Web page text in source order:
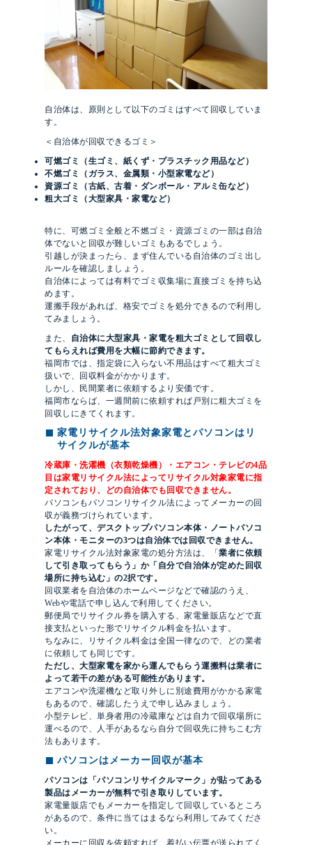
自治体は、原則として以下のゴミはすべて回収していま
す。
＜自治体が回収できるゴミ＞
可燃ゴミ（生ゴミ、紙くず・プラスチック用品など）
不燃ゴミ（ガラス、金属類・小型家電など）
資源ゴミ（古紙、古着・ダンボール・アルミ缶など）
粗大ゴミ（大型家具・家電など）
特に、可燃ゴミ全般と不燃ゴミ・資源ゴミの一部は自治
体でないと回収が難しいゴミもあるでしょう。
引越しが決まったら、まず住んでいる自治体のゴミ出し
ルールを確認しましょう。
自治体によっては有料でゴミ収集場に直接ゴミを持ち込
めます。
運搬手段があれば、格安でゴミを処分できるので利用し
てみましょう。
また、
自治体に大型家具・家電を粗大ゴミとして回収し
てもらえれば費用を大幅に節約できます。
福岡市では、指定袋に入らない不用品はすべて粗大ゴミ
扱いで、回収料金がかかります。
しかし、民間業者に依頼するより安価です。
福岡市ならば、一週間前に依頼すれば戸別に粗大ゴミを
回収しにきてくれます。
家電リサイクル法対象家電とパソコンはリ
サイクルが基本
冷蔵庫・洗濯機（衣類乾燥機）・エアコン・テレビの4品
目は家電リサイクル法によってリサイクル対象家電に指
定されており、どの自治体でも回収できません。
パソコンもパソコンリサイクル法によってメーカーの回
収が義務づけられています。
したがって、デスクトップパソコン本体・ノートパソコ
ン本体・モニターの3つは自治体では回収できません。
家電リサイクル法対象家電の処分方法は、「業者に依頼
して引き取ってもらう」か「自分で自治体が定めた回収
場所に持ち込む」の2択です。
回収業者を自治体のホームページなどで確認のうえ、
Webや電話で申し込んで利用してください。
郵便局でリサイクル券を購入する、家電量販店などで直
接支払といった形でリサイクル料金を払います。
ちなみに、リサイクル料金は全国一律なので、どの業者
に依頼しても同じです。
ただし、大型家電を家から運んでもらう運搬料は業者に
よって若干の差がある可能性があります。
エアコンや洗濯機など取り外しに別途費用がかかる家電
もあるので、確認したうえで申し込みましょう。
小型テレビ、単身者用の冷蔵庫などは自力で回収場所に
運べるので、人手があるなら自分で回収先に持ちこむ方
法もあります。
パソコンはメーカー回収が基本
パソコンは「パソコンリサイクルマーク」が貼ってある
製品はメーカーが無料で引き取りしています。
家電量販店でもメーカーを指定して回収しているところ
があるので、条件に当てはまるなら利用してみてくださ
い。
メーカーに回収を依頼すれば、着払い伝票が送られてく